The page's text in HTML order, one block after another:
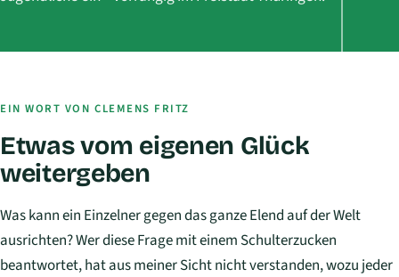
EIN WORT VON CLEMENS FRITZ
Etwas vom eigenen Glück
weitergeben
Was kann ein Einzelner gegen das ganze Elend auf der Welt
ausrichten? Wer diese Frage mit einem Schulterzucken
beantwortet, hat aus meiner Sicht nicht verstanden, wozu jeder